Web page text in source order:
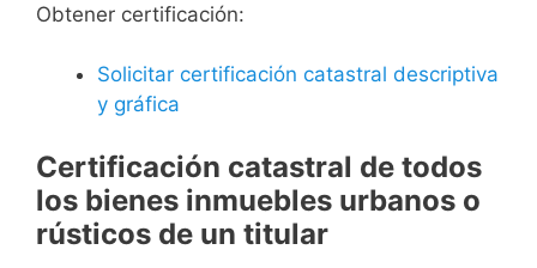
Obtener certificación:
Solicitar certificación catastral descriptiva
y gráfica
Certificación catastral de todos
los bienes inmuebles urbanos o
rústicos de un titular